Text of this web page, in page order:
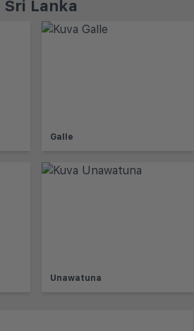
Lanka
Galle
Unawatuna